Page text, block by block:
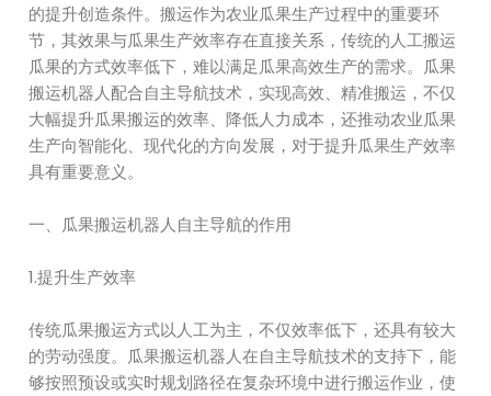
的提升创造条件。搬运作为农业瓜果生产过程中的重要环
节，其效果与瓜果生产效率存在直接关系，传统的人工搬运
瓜果的方式效率低下，难以满足瓜果高效生产的需求。瓜果
搬运机器人配合自主导航技术，实现高效、精准搬运，不仅
大幅提升瓜果搬运的效率、降低人力成本，还推动农业瓜果
生产向智能化、现代化的方向发展，对于提升瓜果生产效率
具有重要意义。
一、瓜果搬运机器人自主导航的作用
1.提升生产效率
传统瓜果搬运方式以人工为主，不仅效率低下，还具有较大
的劳动强度。瓜果搬运机器人在自主导航技术的支持下，能
够按照预设或实时规划路径在复杂环境中进行搬运作业，使